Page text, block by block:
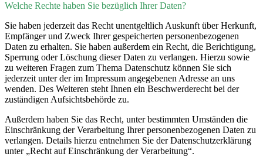
Welche Rechte haben Sie bezüglich Ihrer Daten?
Sie haben jederzeit das Recht unentgeltlich Auskunft über Herkunft,
Empfänger und Zweck Ihrer gespeicherten personenbezogenen
Daten zu erhalten. Sie haben außerdem ein Recht, die Berichtigung,
Sperrung oder Löschung dieser Daten zu verlangen. Hierzu sowie
zu weiteren Fragen zum Thema Datenschutz können Sie sich
jederzeit unter der im Impressum angegebenen Adresse an uns
wenden. Des Weiteren steht Ihnen ein Beschwerderecht bei der
zuständigen Aufsichtsbehörde zu.
Außerdem haben Sie das Recht, unter bestimmten Umständen die
Einschränkung der Verarbeitung Ihrer personenbezogenen Daten zu
verlangen. Details hierzu entnehmen Sie der Datenschutzerklärung
unter „Recht auf Einschränkung der Verarbeitung“.